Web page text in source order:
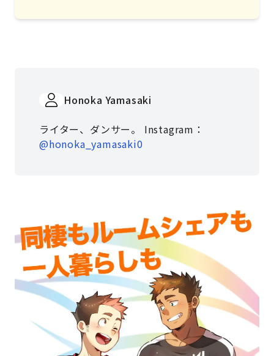
Honoka Yamasaki
ライター、ダンサー。 Instagram：
@honoka_yamasaki0